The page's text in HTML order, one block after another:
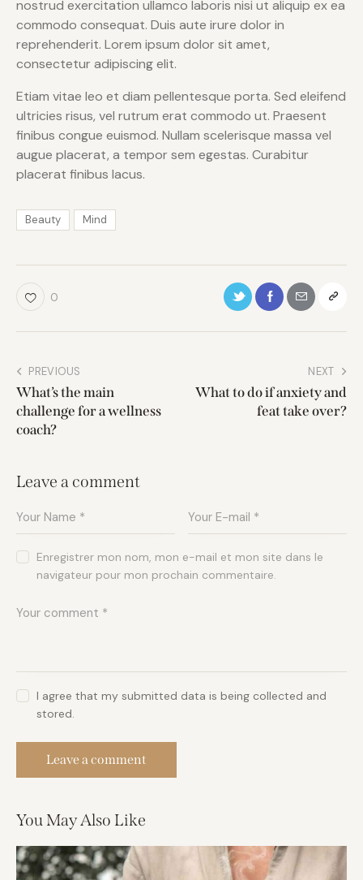
nostrud exercitation ullamco laboris nisi ut aliquip ex ea
commodo consequat. Duis aute irure dolor in
reprehenderit. Lorem ipsum dolor sit amet,
consectetur adipiscing elit.
Etiam vitae leo et diam pellentesque porta. Sed eleifend
ultricies risus, vel rutrum erat commodo ut. Praesent
finibus congue euismod. Nullam scelerisque massa vel
augue placerat, a tempor sem egestas. Curabitur
placerat finibus lacus.
Beauty Mind
0
PREVIOUS
What’s the main
challenge for a wellness
coach?
NEXT
What to do if anxiety and
feat take over?
Leave a comment
Enregistrer mon nom, mon e-mail et mon site dans le
navigateur pour mon prochain commentaire.
I agree that my submitted data is being collected and
stored.
You May Also Like